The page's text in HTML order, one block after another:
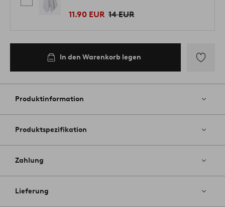
11.90 EUR 14 EUR
In den Warenkorb legen
Favoriten
Produktinformation
Produktspezifikation
Zahlung
Lieferung